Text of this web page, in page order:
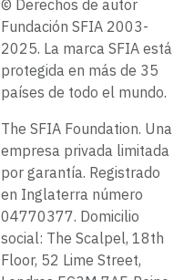
© Derechos de autor
Fundación SFIA 2003-
2025. La marca SFIA está
protegida en más de 35
países de todo el mundo.
The SFIA Foundation. Una
empresa privada limitada
por garantía. Registrado
en Inglaterra número
04770377. Domicilio
social: The Scalpel, 18th
Floor, 52 Lime Street,